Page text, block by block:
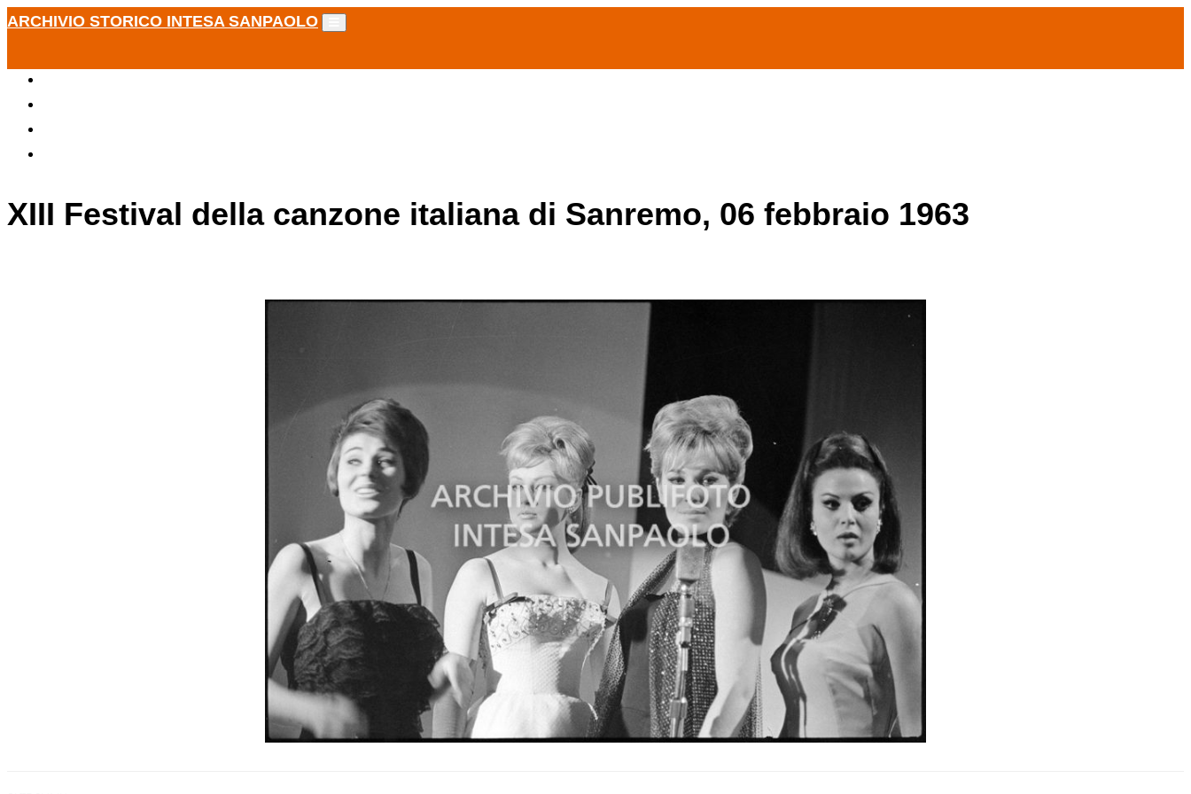
ARCHIVIO STORICO INTESA SANPAOLO
XIII Festival della canzone italiana di Sanremo, 06 febbraio 1963